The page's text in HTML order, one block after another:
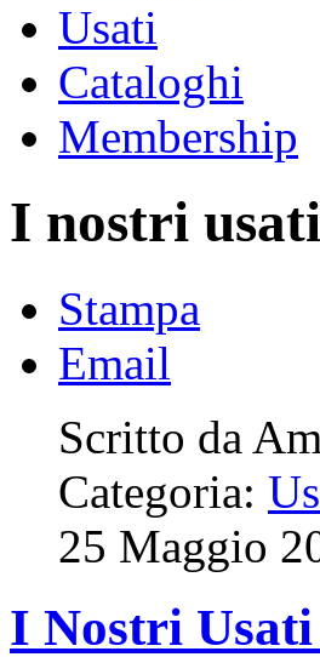
Usati
Cataloghi
Membership
I nostri
Stampa
Email
Scritto da
Categoria:
25 Maggio
I Nostri